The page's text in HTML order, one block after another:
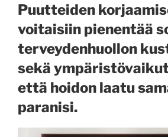
Puutteiden
voitaisiin pienentää
terveydenhuollon
sekä
että hoidon laatu
paranisi.